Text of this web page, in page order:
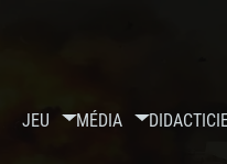
JEU MÉDIA